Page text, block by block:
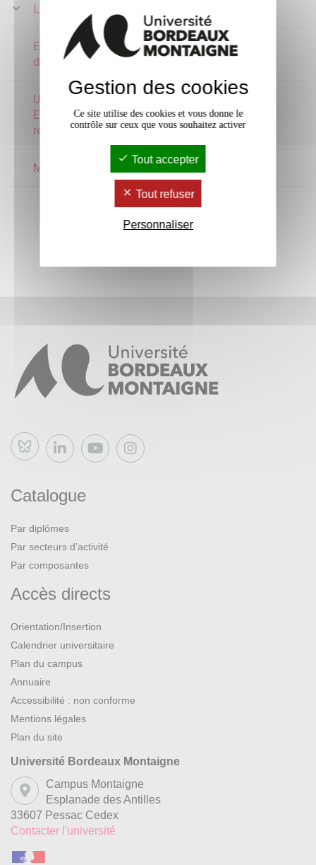
Langue
Elaboration du mémoire
de recherche
15 crédits
UE d'ouverture:
Enseignement ou
recherche
3 crédits
Marges urbaines 3 crédits
Bluesky
Catalogue
Par diplômes
Par secteurs d’activité
Par composantes
Accès directs
Orientation/Insertion
Calendrier universitaire
Plan du campus
Annuaire
Accessibilité : non conforme
Mentions légales
Plan du site
Université Bordeaux Montaigne
Campus Montaigne
Esplanade des Antilles
33607 Pessac Cedex
Contacter l'université
Gestion des cookies
Ce site utilise des cookies et vous donne le
contrôle sur ceux que vous souhaitez activer
Tout accepter
Tout refuser
Personnaliser